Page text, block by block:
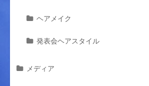
ヘアメイク
発表会ヘアスタイル
メディア